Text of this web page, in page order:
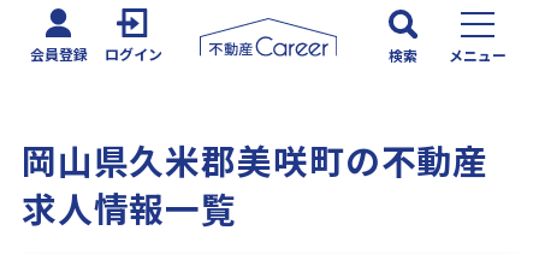
会員登録 ログイン 検索 メニュー
岡山県久米郡美咲町の不動産
求人情報一覧